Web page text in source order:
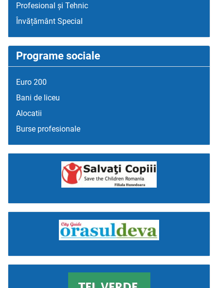
Profesional și Tehnic
Învățământ Special
Programe sociale
Euro 200
Bani de liceu
Alocatii
Burse profesionale